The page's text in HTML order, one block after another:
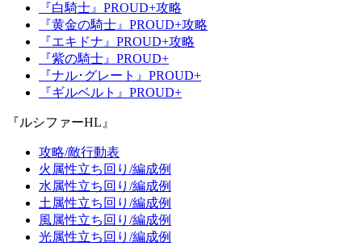
『白騎士』PROUD+攻略
『黄金の騎士』PROUD+攻略
『エキドナ』PROUD+攻略
『紫の騎士』PROUD+
『ナル･グレート』PROUD+
『ギルベルト』PROUD+
『ルシファーHL』
攻略/敵行動表
火属性立ち回り/編成例
水属性立ち回り/編成例
土属性立ち回り/編成例
風属性立ち回り/編成例
光属性立ち回り/編成例